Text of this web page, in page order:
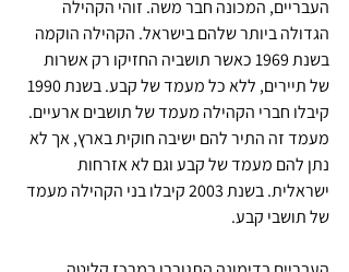
העבריים, המכונה חבר משה. זוהי הקהילה
הגדולה ביותר שלהם בישראל. הקהילה הוקמה
בשנת 1969 כאשר תושביה החזיקו רק אשרות
קיבלו חברי הקהילה מעמד של תושבים ארעיים.
מעמד זה התיר להם ישיבה חוקית בארץ, אך לא
נתן להם מעמד של קבע וגם לא אזרחות
ישראלית. בשנת 2003 קיבלו בני הקהילה מעמד
של תושבי קבע.